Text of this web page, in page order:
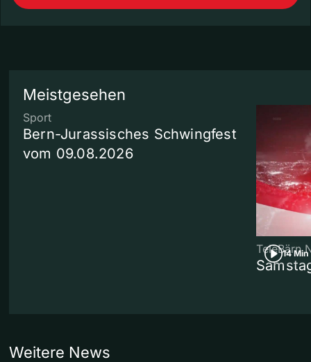
Meistgesehen
Sport
Bern-Jurassisches Schwingfest
vom 09.08.2026
14 Min
TeleBärn
Weitere News